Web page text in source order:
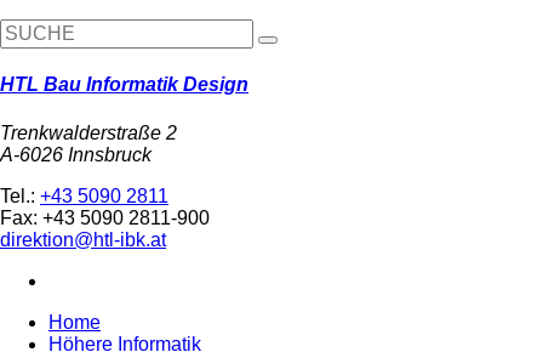
HTL Bau Informatik Design
Trenkwalderstraße 2
A-6026 Innsbruck
Tel.: +43 5090 2811
Fax: +43 5090 2811-900
direktion@htl-ibk.at
Home
Höhere Informatik